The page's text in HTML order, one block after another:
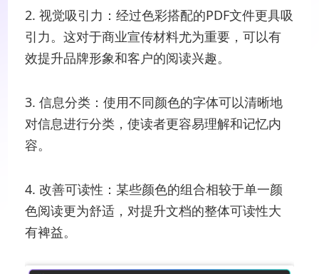
2. 视觉吸引力：经过色彩搭配的PDF文件更具吸
引力。这对于商业宣传材料尤为重要，可以有
效提升品牌形象和客户的阅读兴趣。
3. 信息分类：使用不同颜色的字体可以清晰地
对信息进行分类，使读者更容易理解和记忆内
容。
4. 改善可读性：某些颜色的组合相较于单一颜
色阅读更为舒适，对提升文档的整体可读性大
有裨益。